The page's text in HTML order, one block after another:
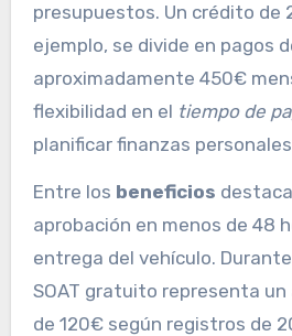
presupuestos. Un crédito de
ejemplo, se divide en pagos
aproximadamente 450€
flexibilidad en el tiempo de
planificar finanzas
Entre los beneficios
aprobación en menos de 48
entrega del vehículo.
SOAT gratuito representa un
de 120€ según registros de